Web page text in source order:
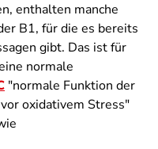
enthalten manche
B1, für die es bereits
gibt. Das ist für
normale
"normale Funktion der
oxidativem Stress"